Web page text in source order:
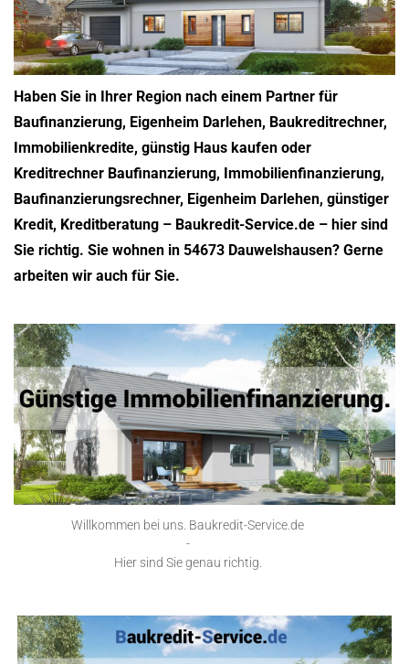
Haben Sie in Ihrer Region nach einem Partner für
Baufinanzierung, Eigenheim Darlehen, Baukreditrechner,
Immobilienkredite, günstig Haus kaufen oder
Kreditrechner Baufinanzierung, Immobilienfinanzierung,
Baufinanzierungsrechner, Eigenheim Darlehen, günstiger
Kredit, Kreditberatung – Baukredit-Service.de – hier sind
Sie richtig. Sie wohnen in 54673 Dauwelshausen? Gerne
arbeiten wir auch für Sie.
Willkommen bei uns. Baukredit-Service.de
-
Hier sind Sie genau richtig.